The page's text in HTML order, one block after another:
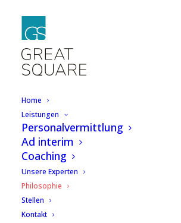
Home
Leistungen
Personalvermittlung
Ad interim
Coaching
Unsere Experten
Philosophie
Stellen
Kontakt
Great Square
Sternengruppe